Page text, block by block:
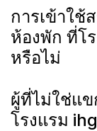
การเข้าใช้
ห้องพัก ที่โ
หรือไม่
ผู้ที่ไม่ใช่แ
โรงแรม